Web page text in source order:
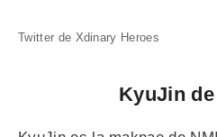
Twitter de Xdinary Heroes
KyuJin